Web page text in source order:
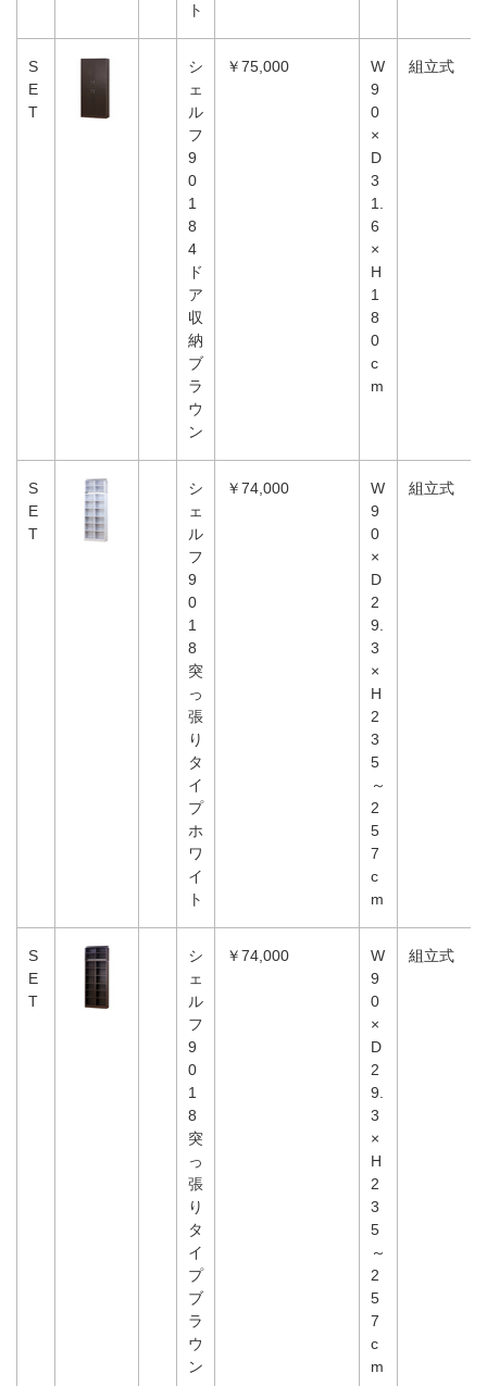
ト
S
E
T
シ
ェ
ル
フ
9
0
1
8
4
ド
ア
収
納
ブ
ラ
ウ
ン
￥75,000
W
9
0
×
D
3
1.
6
×
H
1
8
0
c
m
組立式
S
E
T
シ
ェ
ル
フ
9
0
1
8
突
っ
張
り
タ
イ
プ
ホ
ワ
イ
ト
￥74,000
W
9
0
×
D
2
9.
3
×
H
2
3
5
～
2
5
7
c
m
組立式
S
E
T
シ
ェ
ル
フ
9
0
1
8
突
っ
張
り
タ
イ
プ
ブ
ラ
ウ
ン
￥74,000
W
9
0
×
D
2
9.
3
×
H
2
3
5
～
2
5
7
c
m
組立式